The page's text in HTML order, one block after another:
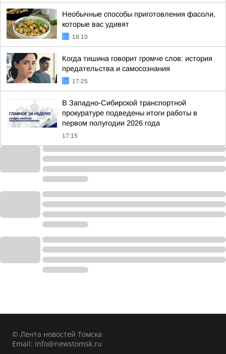
Необычные способы приготовления фасоли,
которые вас удивят
18:10
Когда тишина говорит громче слов: история
предательства и самосознания
17:25
В Западно-Сибирской транспортной
прокуратуре подведены итоги работы в
первом полугодии 2026 года
17:15
© Лента новостей Томска
Email: info@newstomsk.ru